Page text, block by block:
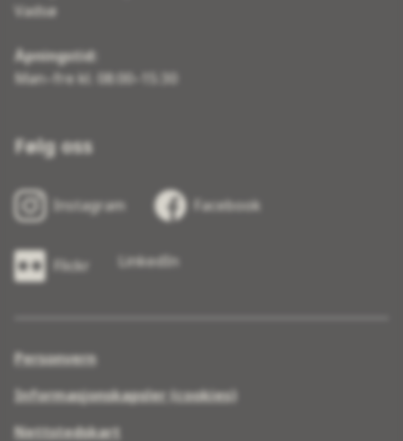
Vadsø
Åpningstid:
Man–fre kl. 08:00–15:30
Følg oss
Instagram Facebook
Flickr LinkedIn
Personvern
Informasjonskapsler (cookies)
Nettstedskart